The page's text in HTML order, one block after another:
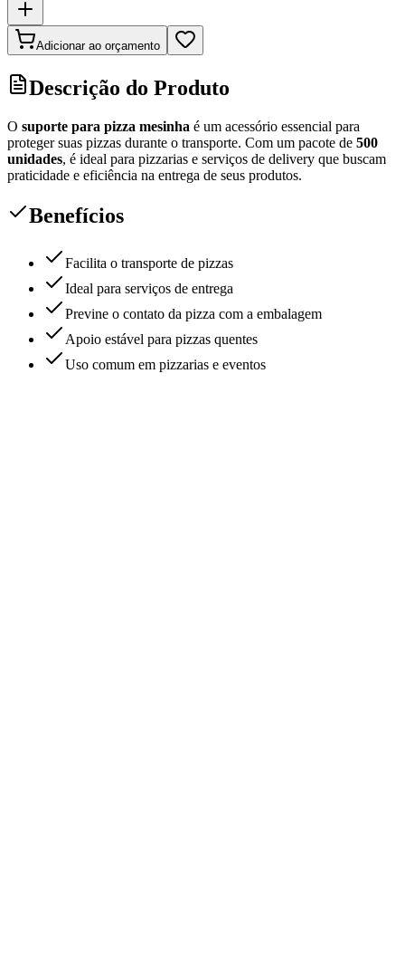
Adicionar ao orçamento
Descrição do Produto
O suporte para pizza mesinha é um acessório essencial para
proteger suas pizzas durante o transporte. Com um pacote de 500
unidades, é ideal para pizzarias e serviços de delivery que buscam
praticidade e eficiência na entrega de seus produtos.
Benefícios
Facilita o transporte de pizzas
Ideal para serviços de entrega
Previne o contato da pizza com a embalagem
Apoio estável para pizzas quentes
Uso comum em pizzarias e eventos